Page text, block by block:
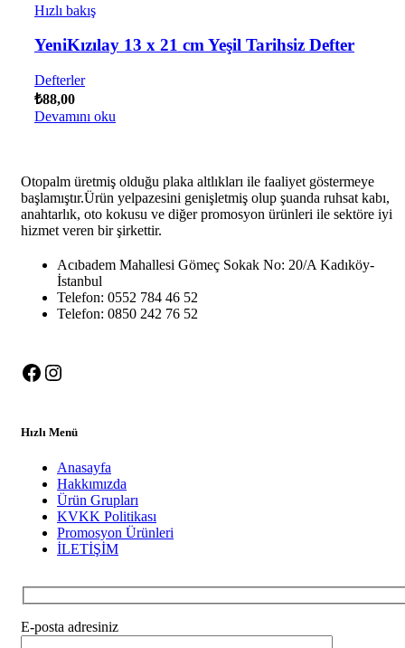
Hızlı bakış
YeniKızılay 13 x 21 cm Yeşil Tarihsiz Defter
Defterler
₺88,00
Devamını oku
Otopalm üretmiş olduğu plaka altlıkları ile faaliyet göstermeye
başlamıştır.Ürün yelpazesini genişletmiş olup şuanda ruhsat kabı,
anahtarlık, oto kokusu ve diğer promosyon ürünleri ile sektöre iyi
hizmet veren bir şirkettir.
Acıbadem Mahallesi Gömeç Sokak No: 20/A Kadıköy-
İstanbul
Telefon: 0552 784 46 52
Telefon: 0850 242 76 52
Facebook
Instagram
Hızlı Menü
Anasayfa
Hakkımızda
Ürün Grupları
KVKK Politikası
Promosyon Ürünleri
İLETİŞİM
E-posta adresiniz